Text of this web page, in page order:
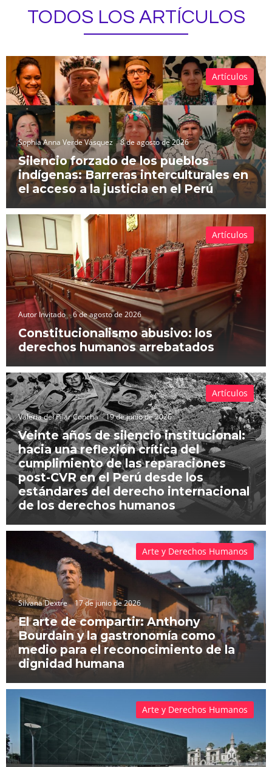
TODOS LOS ARTÍCULOS
Sophia Anna Verde Vásquez 8 de agosto de 2026
Silencio forzado de los pueblos
indígenas: Barreras interculturales en
el acceso a la justicia en el Perú
Artículos
Autor Invitado 6 de agosto de 2026
Constitucionalismo abusivo: los
derechos humanos arrebatados
Artículos
Valeria del Pilar Concha 19 de junio de 2026
Veinte años de silencio institucional:
hacia una reflexión crítica del
cumplimiento de las reparaciones
post-CVR en el Perú desde los
estándares del derecho internacional
de los derechos humanos
Artículos
Silvana Dextre 17 de junio de 2026
El arte de compartir: Anthony
Bourdain y la gastronomía como
medio para el reconocimiento de la
dignidad humana
Arte y Derechos Humanos
Arte y Derechos Humanos